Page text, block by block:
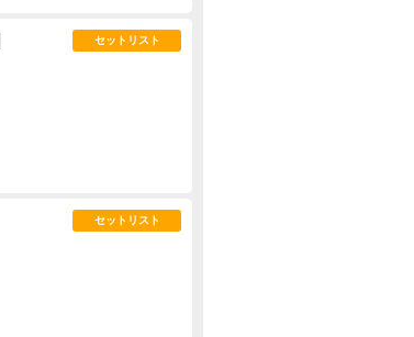
セットリスト
セットリスト